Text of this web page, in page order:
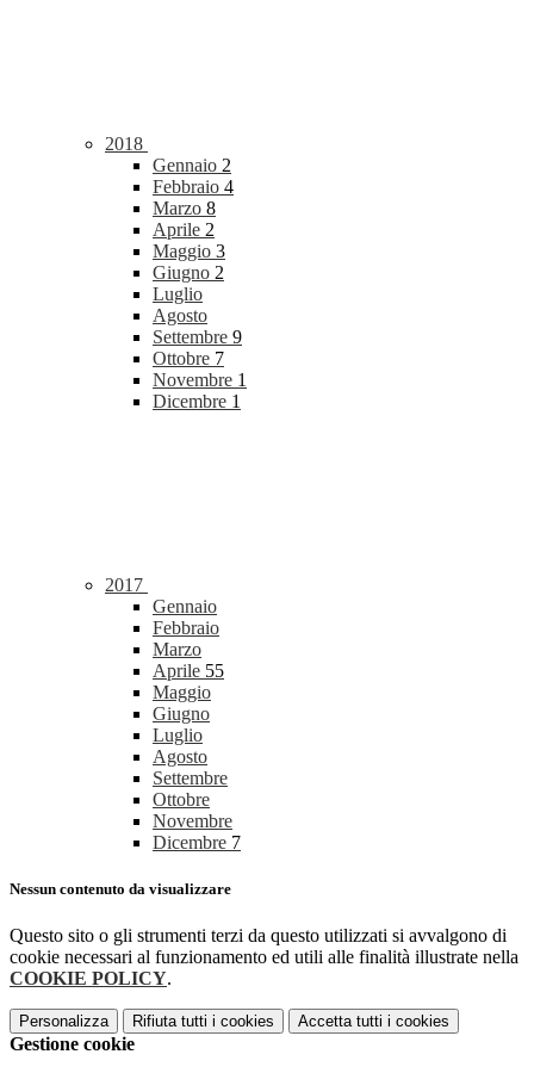
2018
Gennaio 2
Febbraio 4
Marzo 8
Aprile 2
Maggio 3
Giugno 2
Luglio
Agosto
Settembre 9
Ottobre 7
Novembre 1
Dicembre 1
2017
Gennaio
Febbraio
Marzo
Aprile 55
Maggio
Giugno
Luglio
Agosto
Settembre
Ottobre
Novembre
Dicembre 7
Nessun contenuto da visualizzare
Questo sito o gli strumenti terzi da questo utilizzati si avvalgono di
cookie necessari al funzionamento ed utili alle finalità illustrate nella
COOKIE POLICY.
Personalizza Rifiuta tutti i cookies Accetta tutti i cookies
Gestione cookie